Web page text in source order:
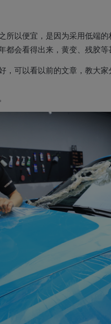
所以便宜，是因为采用低端
会看得出来，黄变、残胶等
，可以看以前的文章，教大